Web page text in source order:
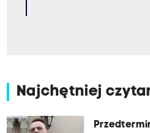
Najchętniej